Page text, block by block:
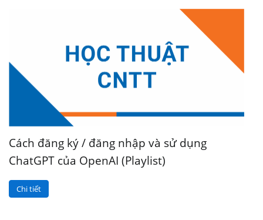
Cách đăng ký / đăng nhập và sử dụng
ChatGPT của OpenAI (Playlist)
Chi tiết